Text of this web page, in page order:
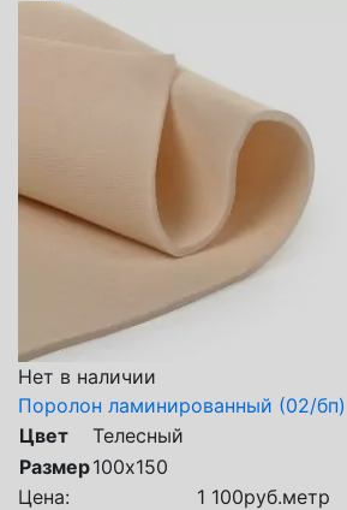
Нет в наличии
Поролон ламинированный (02/бп)
Цвет
Телесный
Размер100х150
Цена:
1 100руб.метр